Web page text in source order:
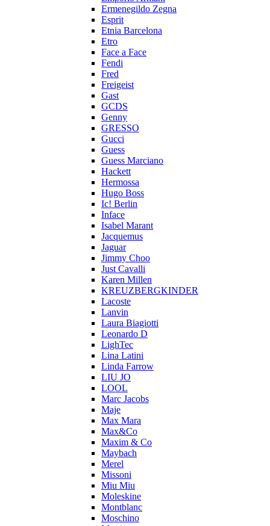
Ermenegildo Zegna
Esprit
Etnia Barcelona
Etro
Face a Face
Fendi
Fred
Freigeist
Gast
GCDS
Genny
GRESSO
Gucci
Guess
Guess Marciano
Hackett
Hermossa
Hugo Boss
Ic! Berlin
Inface
Isabel Marant
Jacquemus
Jaguar
Jimmy Choo
Just Cavalli
Karen Millen
KREUZBERGKINDER
Lacoste
Lanvin
Laura Biagiotti
Leonardo D
LighTec
Lina Latini
Linda Farrow
LIU JO
LOOL
Marc Jacobs
Maje
Max Mara
Max&Co
Maxim & Co
Maybach
Merel
Missoni
Miu Miu
Moleskine
Montblanc
Moschino